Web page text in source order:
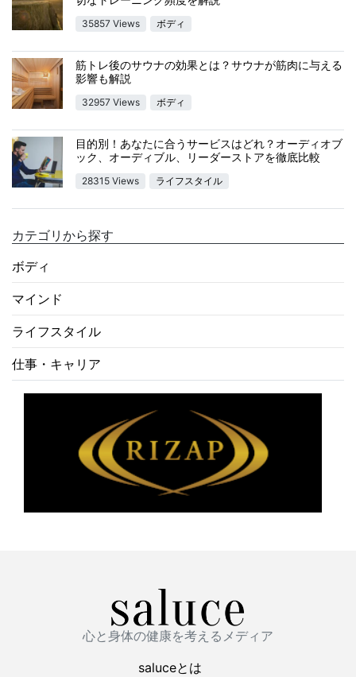
35857 Views ボディ
筋トレ後のサウナの効果とは？サウナが筋肉に与える
影響も解説
32957 Views ボディ
目的別！あなたに合うサービスはどれ？オーディオブ
ック、オーディブル、リーダーストアを徹底比較
28315 Views ライフスタイル
カテゴリから探す
ボディ
マインド
ライフスタイル
仕事・キャリア
心と身体の健康を考えるメディア
saluceとは